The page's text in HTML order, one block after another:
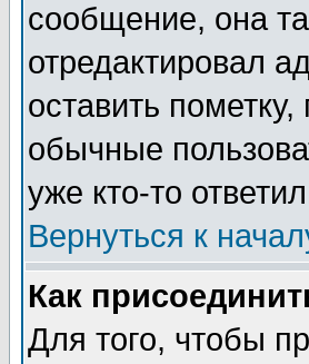
сообщение, она
отредактировал
оставить
обычные
уже кто-то
Вернуться к
Как
Для того, чтобы